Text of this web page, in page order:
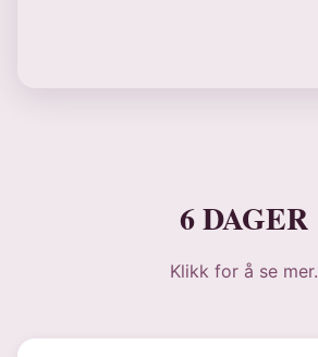
6 DAGER
Klikk for å se mer.